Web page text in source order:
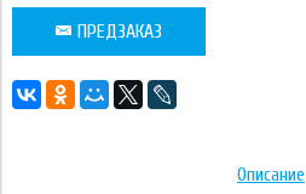
ПРЕДЗАКАЗ
Описание